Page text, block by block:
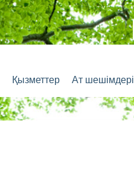
Қызметтер Ат шешімдері